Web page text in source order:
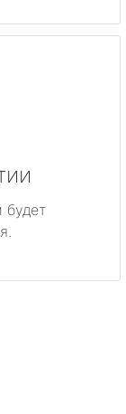
будет